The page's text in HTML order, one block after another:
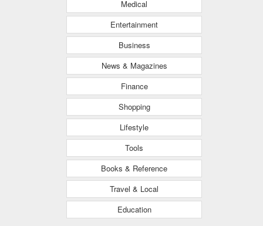
Medical
Entertainment
Business
News & Magazines
Finance
Shopping
Lifestyle
Tools
Books & Reference
Travel & Local
Education